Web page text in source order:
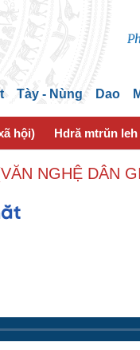
Tày - Nùng Dao
hội) Hdră mtrŭn
NGHỆ DÂN